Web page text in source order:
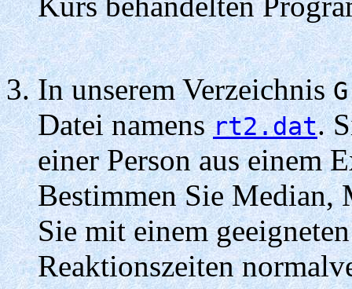
In unserem Verzeichnis
Datei namensrt2.dat.
einer Person aus einem
Bestimmen Sie Median,
Sie mit einem
Reaktionszeiten